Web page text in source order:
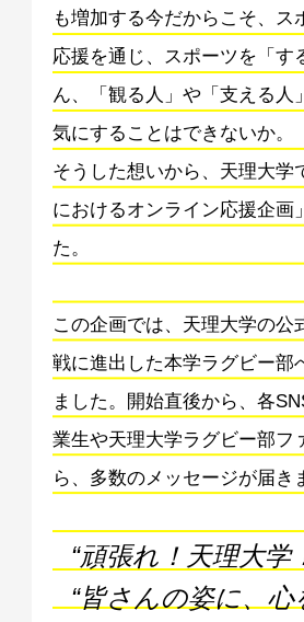
も増加する今だからこそ、ス
応援を通じ、スポーツを「す
ん、「観る人」や「支える人
気にすることはできないか。
そうした想いから、天理大学
におけるオンライン応援企画
た。
この企画では、天理大学の公
戦に進出した本学ラグビー部
ました。開始直後から、各
業生や天理大学ラグビー部フ
ら、多数のメッセージが届き
“頑張れ！天理大学
“皆さんの姿に、